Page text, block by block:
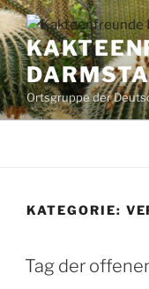
Zum
Inhalt
springen
Ortsgruppe der
KATEGORIE:
Tag der